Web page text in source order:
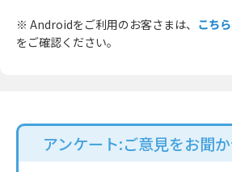
※ Androidをご利用のお客さまは、 こちら
をご確認ください。
アンケート:ご意見をお聞